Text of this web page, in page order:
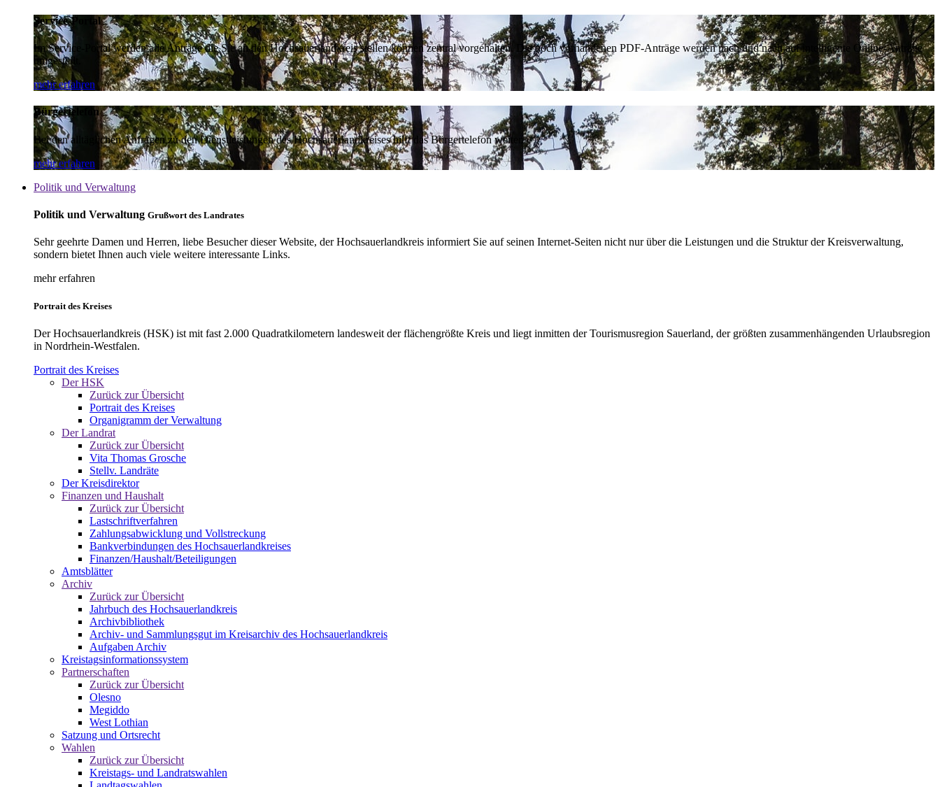
Service-Portal
Im Service-Portal werden alle Anträge die Sie an den Hochsauerlandkreis stellen können zentral vorgehalten. Die noch vorhandenen PDF-Anträge werden nach und nach auf intelligente Online-Anträge
umgestellt.
mehr erfahren
Bürgertelefon
Bei den alltäglichen Anfragen zu den Dienstleistungen des Hochsauerlandkreises hilft das Bürgertelefon weiter.
mehr erfahren
Politik und Verwaltung
Politik und Verwaltung Grußwort des Landrates
Sehr geehrte Damen und Herren, liebe Besucher dieser Website, der Hochsauerlandkreis informiert Sie auf seinen Internet-Seiten nicht nur über die Leistungen und die Struktur der Kreisverwaltung,
sondern bietet Ihnen auch viele weitere interessante Links.
mehr erfahren
Portrait des Kreises
Der Hochsauerlandkreis (HSK) ist mit fast 2.000 Quadratkilometern landesweit der flächengrößte Kreis und liegt inmitten der Tourismusregion Sauerland, der größten zusammenhängenden Urlaubsregion
in Nordrhein-Westfalen.
Portrait des Kreises
Der HSK
Zurück zur Übersicht
Portrait des Kreises
Organigramm der Verwaltung
Der Landrat
Zurück zur Übersicht
Vita Thomas Grosche
Stellv. Landräte
Der Kreisdirektor
Finanzen und Haushalt
Zurück zur Übersicht
Lastschriftverfahren
Zahlungsabwicklung und Vollstreckung
Bankverbindungen des Hochsauerlandkreises
Finanzen/Haushalt/Beteiligungen
Amtsblätter
Archiv
Zurück zur Übersicht
Jahrbuch des Hochsauerlandkreis
Archivbibliothek
Archiv- und Sammlungsgut im Kreisarchiv des Hochsauerlandkreis
Aufgaben Archiv
Kreistagsinformationssystem
Partnerschaften
Zurück zur Übersicht
Olesno
Megiddo
West Lothian
Satzung und Ortsrecht
Wahlen
Zurück zur Übersicht
Kreistags- und Landratswahlen